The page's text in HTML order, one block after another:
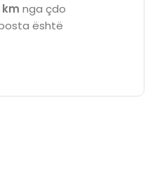
km nga çdo
është